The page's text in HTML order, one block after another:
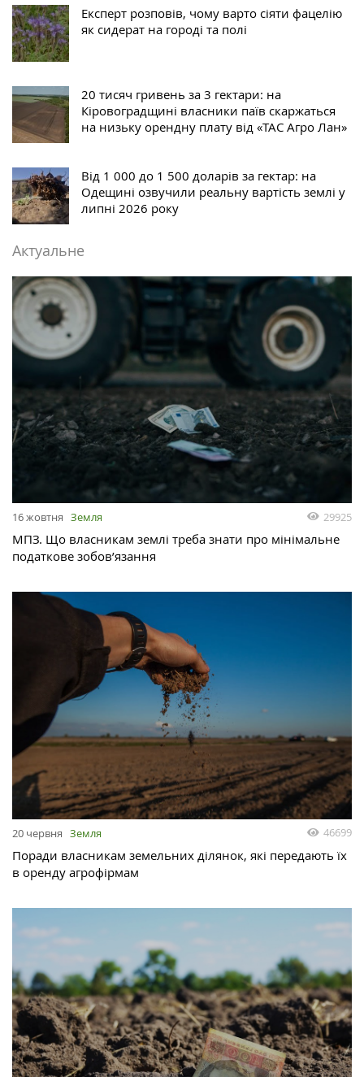
Експерт розповів, чому варто сіяти фацелію
як сидерат на городі та полі
20 тисяч гривень за 3 гектари: на
Кіровоградщині власники паїв скаржаться
на низьку орендну плату від «ТАС Агро Лан»
Від 1 000 до 1 500 доларів за гектар: на
Одещині озвучили реальну вартість землі у
липні 2026 року
Актуальне
16 жовтня Земля 29925
МПЗ. Що власникам землі треба знати про мінімальне
податкове зобов’язання
20 червня Земля 46699
Поради власникам земельних ділянок, які передають їх
в оренду агрофірмам